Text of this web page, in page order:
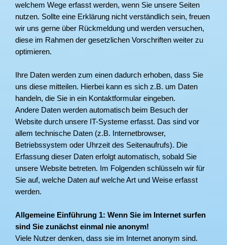
welchem Wege erfasst werden, wenn Sie unsere Seiten
nutzen. Sollte eine Erklärung nicht verständlich sein, freuen
wir uns gerne über Rückmeldung und werden versuchen,
diese im Rahmen der gesetzlichen Vorschriften weiter zu
optimieren.
Ihre Daten werden zum einen dadurch erhoben, dass Sie
uns diese mitteilen. Hierbei kann es sich z.B. um Daten
handeln, die Sie in ein Kontaktformular eingeben.
Andere Daten werden automatisch beim Besuch der
Website durch unsere IT-Systeme erfasst. Das sind vor
allem technische Daten (z.B. Internetbrowser,
Betriebssystem oder Uhrzeit des Seitenaufrufs). Die
Erfassung dieser Daten erfolgt automatisch, sobald Sie
unsere Website betreten. Im Folgenden schlüsseln wir für
Sie auf, welche Daten auf welche Art und Weise erfasst
werden.
Allgemeine Einführung 1: Wenn Sie im Internet surfen
sind Sie zunächst einmal nie anonym!
Viele Nutzer denken, dass sie im Internet anonym sind.